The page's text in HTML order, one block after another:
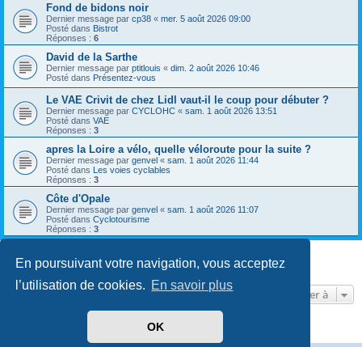
En poursuivant votre navigation, vous acceptez
l’utilisation de cookies. En savoir plus
OK
Fond de bidons noir
Dernier message par cp38 « mer. 5 août 2026 09:00
Posté dans Bistrot
Réponses : 6
David de la Sarthe
Dernier message par ptitlouis « dim. 2 août 2026 10:46
Posté dans Présentez-vous
Le VAE Crivit de chez Lidl vaut-il le coup pour débuter ?
Dernier message par CYCLOHC « sam. 1 août 2026 13:51
Posté dans VAE
Réponses : 3
apres la Loire a vélo, quelle véloroute pour la suite ?
Dernier message par genvel « sam. 1 août 2026 11:44
Posté dans Les voies cyclables
Réponses : 3
Côte d'Opale
Dernier message par genvel « sam. 1 août 2026 11:07
Posté dans Cyclotourisme
Réponses : 3
8 résultats trouvés • Page1sur1
Aller à
phpBB ® Forum Software © phpBB Limited
phpBB-fr.com